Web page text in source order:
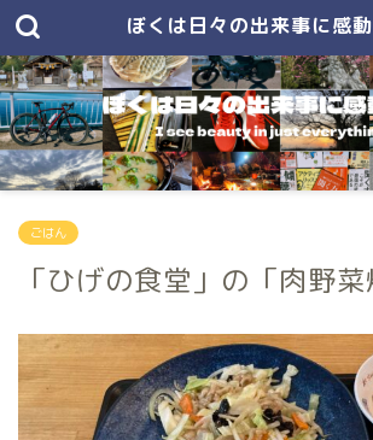
ぼくは日々の出来事に感
ごはん
「ひげの食堂」の「肉野菜